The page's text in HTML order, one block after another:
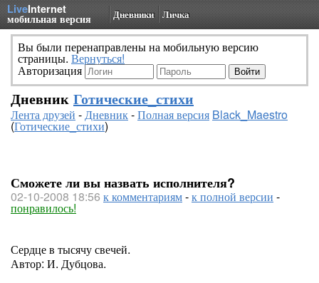
LiveInternet
мобильная версия Дневники Личка
Вы были перенаправлены на мобильную версию
страницы. Вернуться!
Авторизация
Дневник Готические_стихи
Лента друзей -Дневник-Полная версия Black_Maestro
(Готические_стихи)
Сможете ли вы назвать исполнителя?
02-10-2008 18:56 к комментариям-к полной версии -
понравилось!
Сердце в тысячу свечей.
Автор: И. Дубцова.